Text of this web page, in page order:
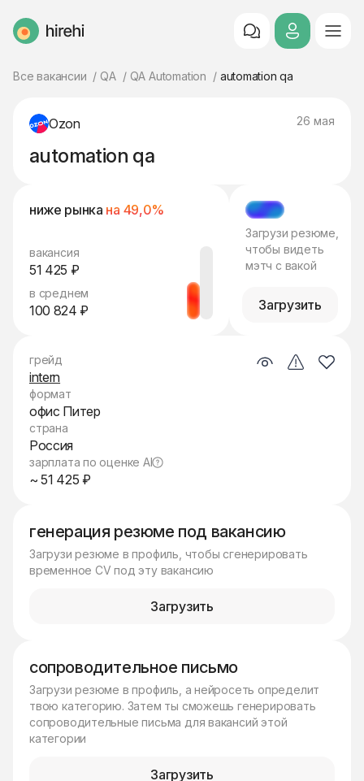
HireHi
Все вакансии QA QA Automation automation qa
Ozon 26 мая
automation qa
ниже рынка на 49,0%
вакансия
51 425 ₽
в среднем
100 824 ₽
МЭТЧ
Загрузи резюме,
чтобы видеть
мэтч с вакой
Загрузить
генерация резюме под вакансию
Загрузи резюме в профиль, чтобы сгенерировать
временное CV под эту вакансию
Загрузить
сопроводительное письмо
Загрузи резюме в профиль, а нейросеть определит
твою категорию. Затем ты сможешь генерировать
сопроводительные письма для вакансий этой
категории
Загрузить
грейд
intern
формат
офис Питер
страна
Россия
зарплата по оценке AI
~ 51 425 ₽